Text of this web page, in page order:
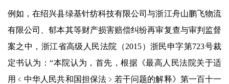
例如，在绍兴县绿基针纺科技有限公司与浙江舟山鹏飞物流
有限公司、郁本其等财产损害赔偿纠纷再审复查与审判监督
案之中，浙江省高级人民法院（2015）浙民申字第723号裁
定书认为：“本院认为，首先，根据《最高人民法院关于适
用﹤中华人民共和国担保法﹥若干问题的解释》第一百十一